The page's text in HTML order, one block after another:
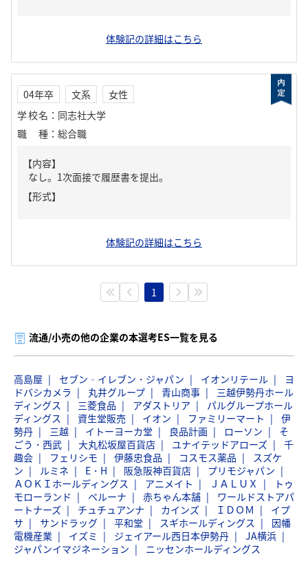
体験記の詳細はこちら
04年卒 文系
女性
学校名 ： 同志社大学
職種 ： 総合職
【内容】
なし。1次面接で履歴書を提出。
【形式】
体験記の詳細はこちら
1
流通/小売の他の企業の本選考ES一覧を見る
高島屋 セブン‐イレブン・ジャパン イオンリテール
ヨ
ドバシカメラ
丸井グループ 青山商事
三越伊勢丹ホール
ディングス
三菱食品 アダストリア
パルグループホール
ディングス
資生堂販売 イオン ファミリーマート
伊
勢丹
三越 イトーヨーカ堂 良品計画 ローソン
そ
ごう・西武
大丸松坂屋百貨店 ユナイテッドアローズ
千
趣会
フェリシモ 伊藤忠食品 コスモス薬品
スズケ
ン
ルミネ E・H 阪急阪神百貨店
プリモジャパン
ＡＯＫＩホールディングス
アニメイト ＪＡＬＵＸ
トゥ
モローランド
ベルーナ 赤ちゃん本舗
ワールドストアパ
ートナーズ
チュチュアンナ カインズ ＩＤＯＭ
イプ
サ
サンドラッグ 平和堂 スギホールディングス
因幡
電機産業
イズミ ジェイアール西日本伊勢丹
JA横浜
ジャパンイマジネーション
ニッセンホールディングス